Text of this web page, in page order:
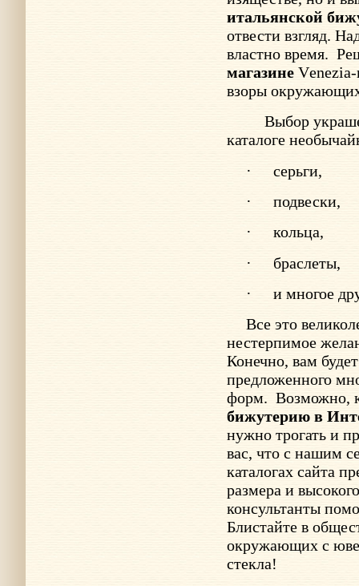
итальянской
отвести взгляд.
властно время.
магазине V
взоры
Выбор
каталоге
·
серьги,
·
подвески,
·
кольца,
·
браслеты,
·
и многое
Все это
нестерпимое
Конечно, вам
предложенного
форм. Возможно,
бижутерию в
нужно трогать и
вас, что с нашим
каталогах сайта
размера и
консультанты
Блистайте в
окружающих с
стекла!